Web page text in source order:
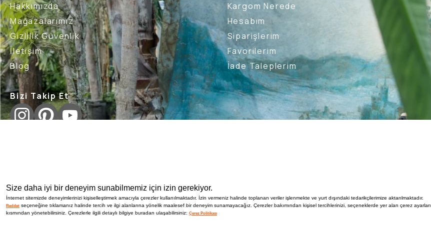
Hakkımızda
Mağazalarımız
Gizlilik Güvenlik
İletişim
Blog
Kargom Nerede
Hesabım
Siparişlerim
Favorilerim
İade Taleplerim
Bizi Takip Et
Size daha iyi bir deneyim sunabilmemiz için izin gerekiyor.
İnternet sitemizde deneyimlerinizi kişiselleştirmek amacıyla çerezler kullanılmaktadır. İzin vermeniz halinde toplanan veriler işlenmekte ve yurt dışındaki tedarikçilerimize aktarılmaktadır.
Reddet seçeneğine tıklamanız halinde tercih ve ilgi alanlarına yönelik maalesef bir deneyim sunamayacağız. Çerezler bakımından kişisel tercihlerinizi, seçeneklerde yer alan çerez ayarları
kısmından yönetebilirsiniz. Çerezlerle ilgili detaylı bilgiye buradan ulaşabilirsiniz: Çerez Politikası